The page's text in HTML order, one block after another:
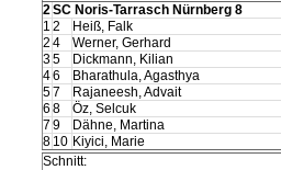
2 SC Noris-Tarrasch Nürnberg 8
1 2
Heiß, Falk
2 4
Werner, Gerhard
35
Dickmann, Kilian
46
Bharathula, Agasthya
57
Rajaneesh, Advait
6 8
Öz, Selcuk
7 9
Dähne, Martina
8 10 Kiyici, Marie
Schnitt: